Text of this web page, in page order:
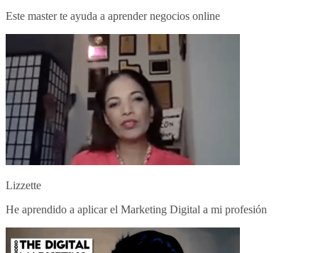
Este master te ayuda a aprender negocios online
Lizzette
He aprendido a aplicar el Marketing Digital a mi profesión